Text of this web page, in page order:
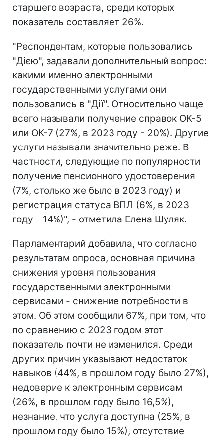
старшего возраста, среди которых
показатель составляет 26%.
"Респондентам, которые пользовались
"Дією", задавали дополнительный вопрос:
какими именно электронными
государственными услугами они
пользовались в "Дії". Относительно чаще
всего называли получение справок ОК-5
или ОК-7 (27%, в 2023 году - 20%). Другие
услуги называли значительно реже. В
частности, следующие по популярности
получение пенсионного удостоверения
(7%, столько же было в 2023 году) и
регистрация статуса ВПЛ (6%, в 2023
году - 14%)", - отметила Елена Шуляк.
Парламентарий добавила, что согласно
результатам опроса, основная причина
снижения уровня пользования
государственными электронными
сервисами - снижение потребности в
этом. Об этом сообщили 67%, при том, что
по сравнению с 2023 годом этот
показатель почти не изменился. Среди
других причин указывают недостаток
навыков (44%, в прошлом году было 27%),
недоверие к электронным сервисам
(26%, в прошлом году было 16,5%),
незнание, что услуга доступна (25%, в
прошлом году было 15%), отсутствие